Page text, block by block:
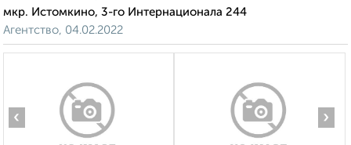
мкр. Истомкино, 3-го Интернационала 244
Агентство, 04.02.2022
‹ ›